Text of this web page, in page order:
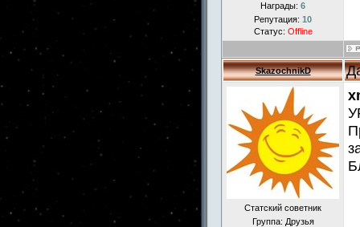
Награды: 6
Репутация: 10
Статус: Offline
SkazochnikD
Статский советник
Группа: Друзья